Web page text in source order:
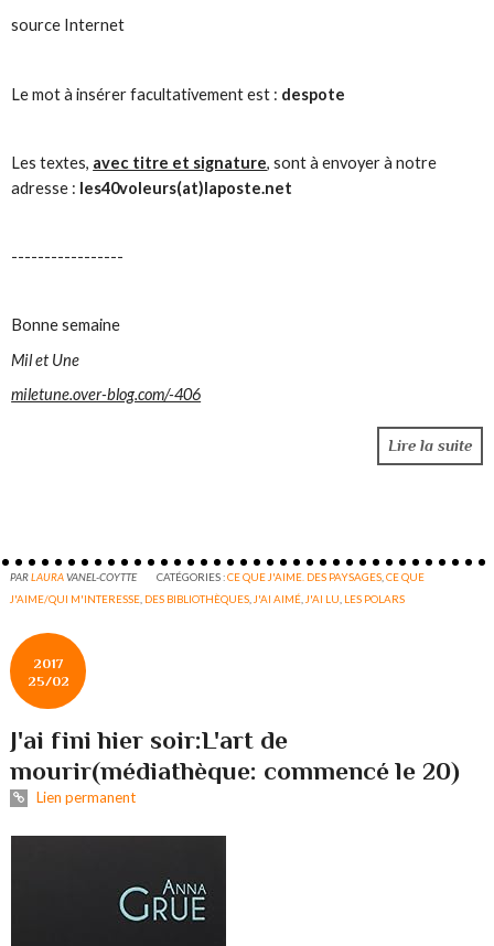
source Internet
Le mot à insérer facultativement est : despote
Les textes, avec titre et signature, sont à envoyer à notre
adresse : les40voleurs(at)laposte.net
-----------------
Bonne semaine
Mil et Une
miletune.over-blog.com/-406
Lire la suite
PARLAURAVANEL-COYTTE CATÉGORIES :CE QUE J'AIME. DES PAYSAGES,CE QUE
J'AIME/QUI M'INTERESSE, DES BIBLIOTHÈQUES,J'AI AIMÉ,J'AI LU, LES POLARS
2017
25/02
J'ai fini hier soir:L'art de
mourir(médiathèque: commencé le 20)
Lien permanent